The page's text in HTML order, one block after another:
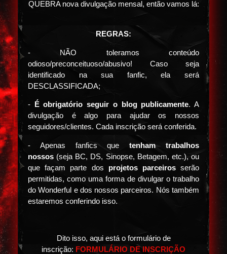
QUEBRA nova divulgação mensal, então vamos lá:
REGRAS:
- NÃO toleramos conteúdo
odioso/preconceituoso/abusivo! Caso seja
identificado na sua fanfic, ela será
DESCLASSIFICADA;
- É obrigatório seguir o blog publicamente. A
divulgação é algo para ajudar os nossos
seguidores/clientes. Cada inscrição será conferida.
- Apenas fanfics quetenham trabalhos
nossos (seja BC, DS, Sinopse, Betagem, etc.), ou
que façam parte dos projetos parceirosserão
permitidas, como uma forma de divulgar o trabalho
do Wonderful e dos nossos parceiros. Nós também
estaremos conferindo isso.
Dito isso, aqui está o formulário de
inscrição: FORMULÁRIO DE INSCRIÇÃO